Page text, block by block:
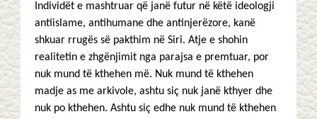
Individët e mashtruar që janë futur në këtë ideologji
antiislame, antihumane dhe antinjerëzore, kanë
shkuar rrugës së pakthim në Siri. Atje e shohin
realitetin e zhgënjimit nga parajsa e premtuar, por
nuk mund të kthehen më. Nuk mund të kthehen
madje as me arkivole, ashtu siç nuk janë kthyer dhe
nuk po kthehen. Ashtu siç edhe nuk mund të kthehen